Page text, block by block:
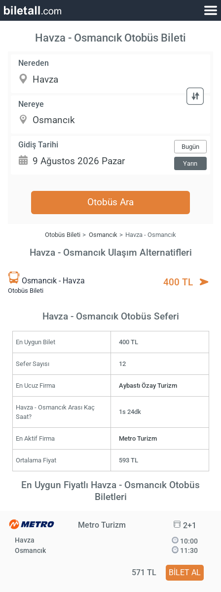
Havza - Osmancık Otobüs Bileti
Nereden
Nereye
Gidiş Tarihi Bugün
Yarın
Otobüs Ara
Otobüs Bileti Osmancık Havza - Osmancık
Havza - Osmancık Ulaşım Alternatifleri
Osmancık - Havza
Otobüs Bileti
400 TL
Havza - Osmancık Otobüs Seferi
En Uygun Bilet 400 TL
Sefer Sayısı 12
En Ucuz Firma Aybastı Özay Turizm
Havza - Osmancık Arası Kaç
Saat?
1s 24dk
En Aktif Firma Metro Turizm
Ortalama Fiyat 593 TL
En Uygun Fiyatlı Havza - Osmancık Otobüs
Biletleri
Metro Turizm 2+1
Havza
Osmancık
10:00
11:30
571 TL BİLET AL